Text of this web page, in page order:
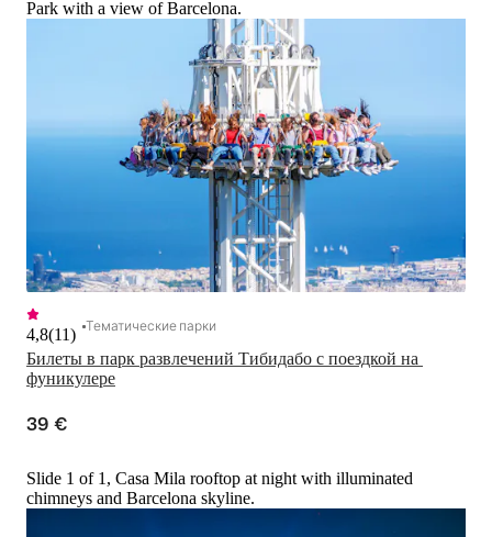
Park with a view of Barcelona.
Билеты в парк развлечений Тибидабо с поездкой на
фуникулере
4,8(11) Тематические парки
39 €
Slide 1 of 1, Casa Mila rooftop at night with illuminated
chimneys and Barcelona skyline.